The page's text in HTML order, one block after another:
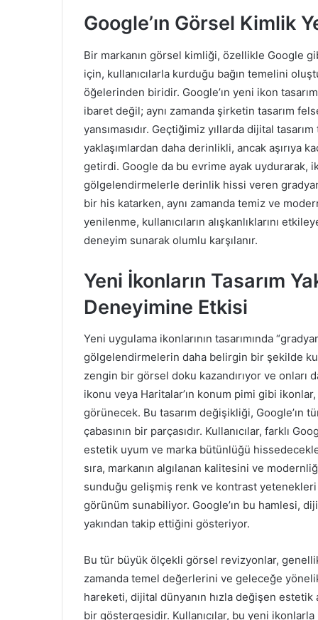
Google’ın Görsel Kimlik
Bir markanın görsel kimliği, özellikle Google
için, kullanıcılarla kurduğu bağın temelini
öğelerinden biridir. Google’ın yeni ikon
ibaret değil; aynı zamanda şirketin tasarım
yansımasıdır. Geçtiğimiz yıllarda dijital
yaklaşımlardan daha derinlikli, ancak aşırıya
getirdi. Google da bu evrime ayak uydurarak,
gölgelendirmelerle derinlik hissi veren
bir his katarken, aynı zamanda temiz ve
yenilenme, kullanıcıların alışkanlıklarını
deneyim sunarak olumlu karşılanır.
Yeni İkonların Tasarım
Deneyimine Etkisi
Yeni uygulama ikonlarının tasarımında
gölgelendirmelerin daha belirgin bir şekilde
zengin bir görsel doku kazandırıyor ve onları
ikonu veya Haritalar’ın konum pimi gibi
görünecek. Bu tasarım değişikliği, Google’ın
çabasının bir parçasıdır. Kullanıcılar, farklı
estetik uyum ve marka bütünlüğü
sıra, markanın algılanan kalitesini ve
sunduğu gelişmiş renk ve kontrast
görünüm sunabiliyor. Google’ın bu hamlesi,
yakından takip ettiğini gösteriyor.
Bu tür büyük ölçekli görsel revizyonlar,
zamanda temel değerlerini ve geleceğe
hareketi, dijital dünyanın hızla değişen
bir göstergesidir. Kullanıcılar, bu yeni